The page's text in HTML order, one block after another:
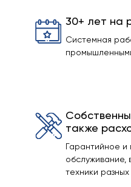
30+ лет на
Системная
также
Гарантийное и
обслуживание,
техники